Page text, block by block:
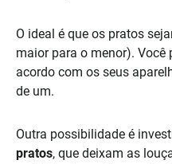
O ideal é que os pratos
maior para o menor). Você
acordo com os seus
de um.
Outra possibilidade é
pratos, que deixam as